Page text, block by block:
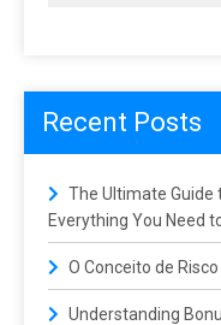
Recent Posts
The Ultimate Guide
Everything You Need
O Conceito de
Understanding